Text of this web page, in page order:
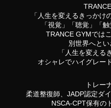
「人生を変えるきっかけ
「視覚」「聴覚」「
TRANCE GYMでは
別世界へとい
「人生を変える
オシャレでハイグレー
トレー
柔道整復師、JADP認定ダ
NSCA-CPT保有の